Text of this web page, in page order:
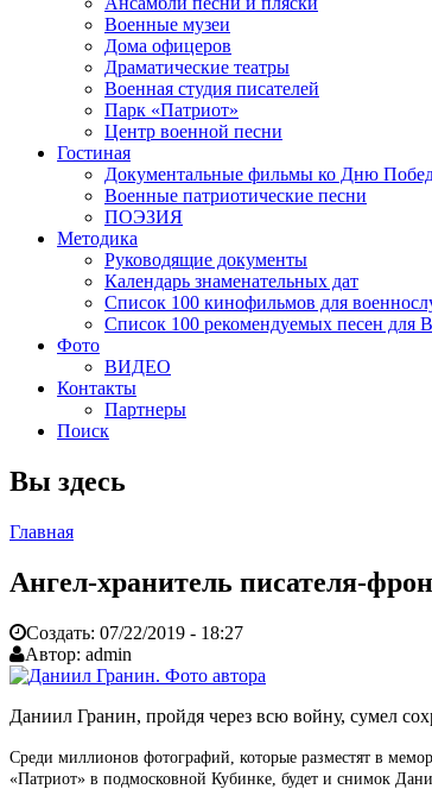
Военные музеи
Дома офицеров
Драматические театры
Военная студия писателей
Парк «Патриот»
Центр военной песни
Гостиная
Документальные фильмы ко Дню
Военные патриотические песни
ПОЭЗИЯ
Методика
Руководящие документы
Календарь знаменательных дат
Список 100 кинофильмов для
Список 100 рекомендуемых песен для
Фото
ВИДЕО
Контакты
Партнеры
Поиск
Вы здесь
Главная
Ангел-хранитель писателя-
Создать: 07/22/2019 - 18:27
Автор: admin
Даниил Гранин, пройдя через всю войну, сумел
Среди миллионов фотографий, которые разместят в
«Патриот» в подмосковной Кубинке, будет и снимок